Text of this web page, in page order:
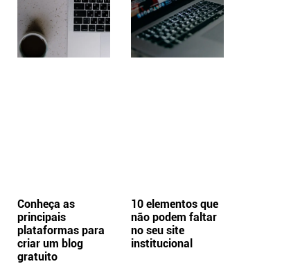
Conheça as
principais
plataformas para
criar um blog
gratuito
10 elementos que
não podem faltar
no seu site
institucional